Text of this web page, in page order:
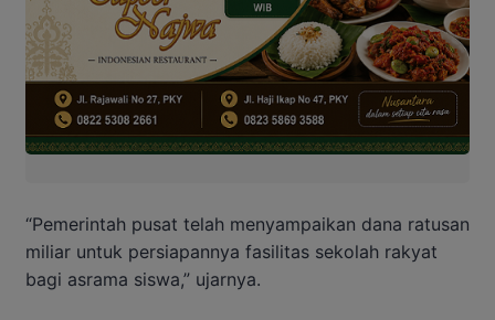
“Pemerintah pusat telah menyampaikan dana ratusan
miliar untuk persiapannya fasilitas sekolah rakyat
bagi asrama siswa,” ujarnya.